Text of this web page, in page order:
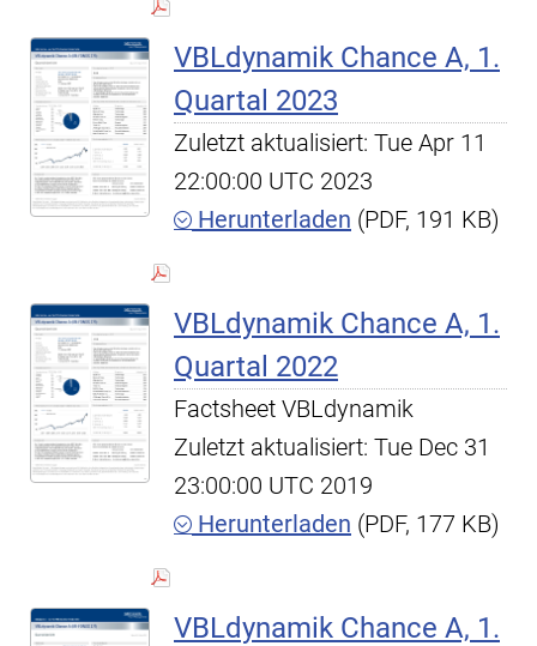
VBLdynamik Chance A, 1.
Quartal 2023
Zuletzt aktualisiert: Tue Apr 11
22:00:00 UTC 2023
Herunterladen (PDF, 191 KB)
VBLdynamik Chance A, 1.
Quartal 2022
Factsheet VBLdynamik
Zuletzt aktualisiert: Tue Dec 31
23:00:00 UTC 2019
Herunterladen (PDF, 177 KB)
VBLdynamik Chance A, 1.